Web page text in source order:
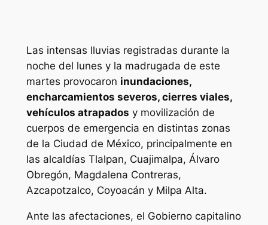
Las intensas lluvias registradas durante la
noche del lunes y la madrugada de este
martes provocaron inundaciones,
encharcamientos severos, cierres viales,
vehículos atrapados y movilización de
cuerpos de emergencia en distintas zonas
de la Ciudad de México, principalmente en
las alcaldías Tlalpan, Cuajimalpa, Álvaro
Obregón, Magdalena Contreras,
Azcapotzalco, Coyoacán y Milpa Alta.
Ante las afectaciones, el Gobierno capitalino